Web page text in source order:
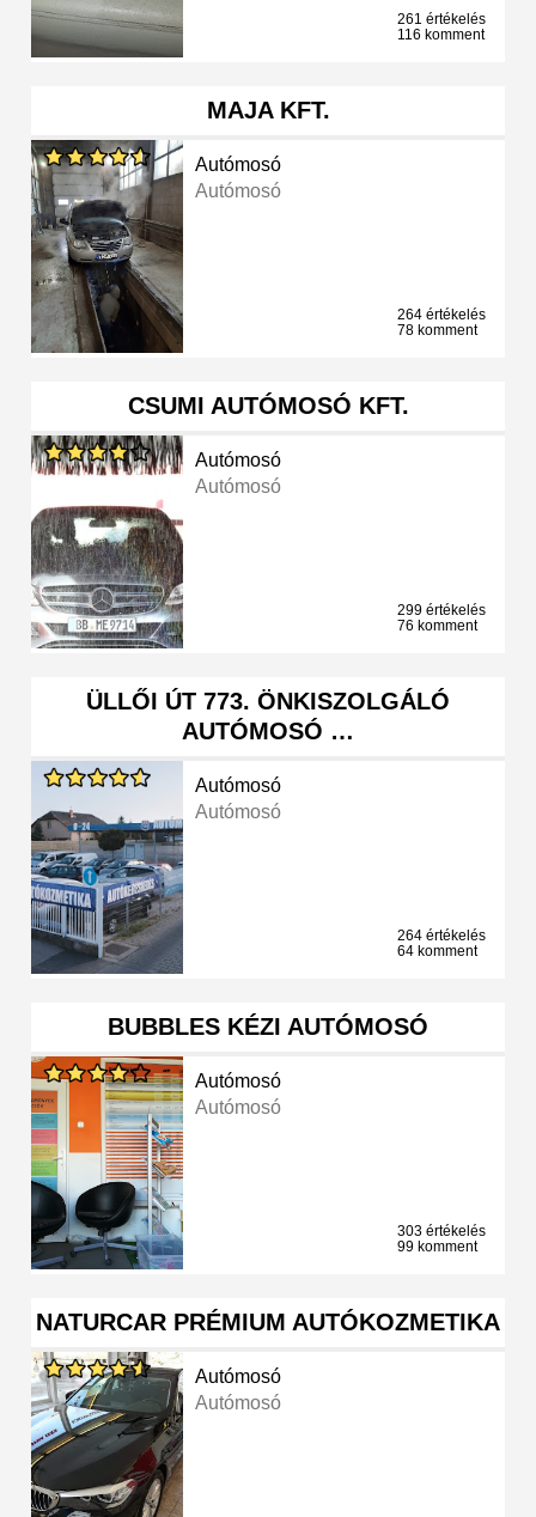
261 értékelés
116 komment
MAJA KFT.
Autómosó
Autómosó
264 értékelés
78 komment
CSUMI AUTÓMOSÓ KFT.
Autómosó
Autómosó
299 értékelés
76 komment
ÜLLŐI ÚT 773. ÖNKISZOLGÁLÓ
AUTÓMOSÓ …
Autómosó
Autómosó
264 értékelés
64 komment
BUBBLES KÉZI AUTÓMOSÓ
Autómosó
Autómosó
303 értékelés
99 komment
NATURCAR PRÉMIUM AUTÓKOZMETIKA
Autómosó
Autómosó